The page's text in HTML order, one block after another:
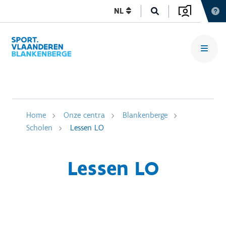
NL
Home Onze centra
Blankenberge
Scholen
Lessen LO
Lessen LO